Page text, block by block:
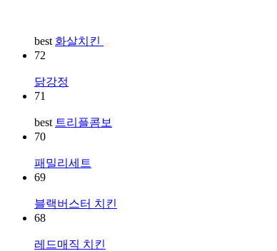
best 화살치킨
72
닭강정
71
best 트리플콤보
70
패밀리세트
69
블랙버스터 치킨
68
레드매직 치킨